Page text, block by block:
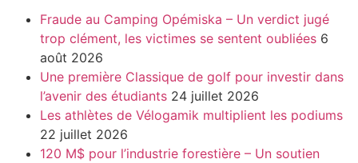
Fraude au Camping Opémiska – Un verdict jugé
trop clément, les victimes se sentent oubliées 6
août 2026
Une première Classique de golf pour investir dans
l’avenir des étudiants 24 juillet 2026
Les athlètes de Vélogamik multiplient les podiums
22 juillet 2026
120 M$ pour l’industrie forestière – Un soutien